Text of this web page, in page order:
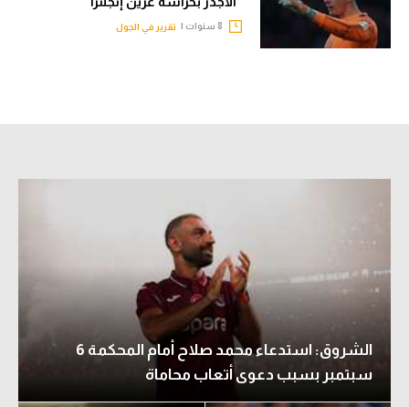
تقرير في الجول
الشروق: استدعاء محمد صلاح أمام المحكمة 6
سبتمبر بسبب دعوى أتعاب محاماة